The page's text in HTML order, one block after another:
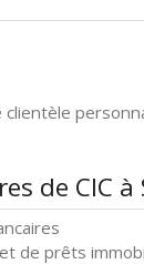
de CIC
de prêts